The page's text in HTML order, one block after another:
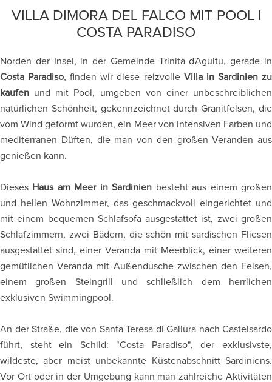
VILLA DIMORA DEL FALCO MIT POOL |
COSTA PARADISO
Norden der Insel, in der Gemeinde Trinità d'Agultu, gerade in
Costa Paradiso, finden wir diese reizvolle Villa in Sardinien zu
kaufen und mit Pool, umgeben von einer unbeschreiblichen
natürlichen Schönheit, gekennzeichnet durch Granitfelsen, die
vom Wind geformt wurden, ein Meer von intensiven Farben und
mediterranen Düften, die man von den großen Veranden aus
genießen kann.
Dieses Haus am Meer in Sardinien besteht aus einem großen
und hellen Wohnzimmer, das geschmackvoll eingerichtet und
mit einem bequemen Schlafsofa ausgestattet ist, zwei großen
Schlafzimmern, zwei Bädern, die schön mit sardischen Fliesen
ausgestattet sind, einer Veranda mit Meerblick, einer weiteren
gemütlichen Veranda mit Außendusche zwischen den Felsen,
einem großen Steingrill und schließlich dem herrlichen
exklusiven Swimmingpool.
An der Straße, die von Santa Teresa di Gallura nach Castelsardo
führt, steht ein Schild: "Costa Paradiso", der exklusivste,
wildeste, aber meist unbekannte Küstenabschnitt Sardiniens.
Vor Ort oder in der Umgebung kann man zahlreiche Aktivitäten